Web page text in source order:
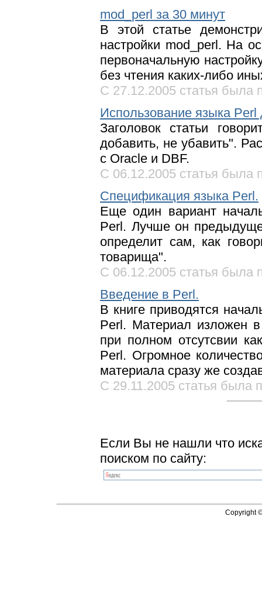
mod_perl за 30 минут
В этой статье
настройки mod_perl. На
первоначальную
без чтения каких-либо
С 27.12.2005 статья была
Использование языка
Заголовок статьи
добавить, не убавить".
с Oracle и DBF.
С 06.12.2005 статья была
Спецификация языка Perl.
Еще один вариант
Perl. Лучше он
определит сам, как
товарища".
С 06.12.2005 статья была
Введение в Perl.
В книге приводятся
Perl. Материал изложен
при полном отсутсвии
Perl. Огромное
материала сразу же
С 29.11.2005 статья была
Если Вы не нашли что
поиском по сайту:
Copyright